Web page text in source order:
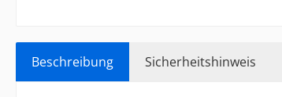
Beschreibung Sicherheitshinweis